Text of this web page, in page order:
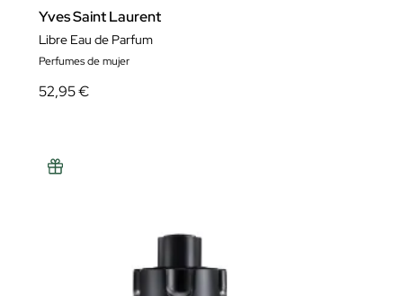
Yves Saint Laurent
Libre Eau de Parfum
Perfumes de mujer
52,95 €